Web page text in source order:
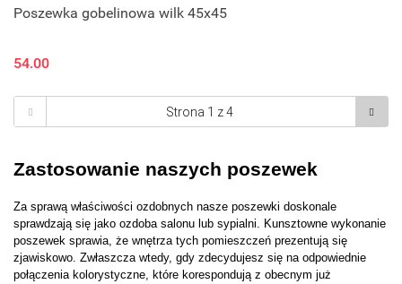
Poszewka gobelinowa wilk 45x45
54.00
Zastosowanie naszych poszewek
Za sprawą właściwości ozdobnych nasze poszewki doskonale
sprawdzają się jako ozdoba salonu lub sypialni. Kunsztowne wykonanie
poszewek sprawia, że wnętrza tych pomieszczeń prezentują się
zjawiskowo. Zwłaszcza wtedy, gdy zdecydujesz się na odpowiednie
połączenia kolorystyczne, które korespondują z obecnym już